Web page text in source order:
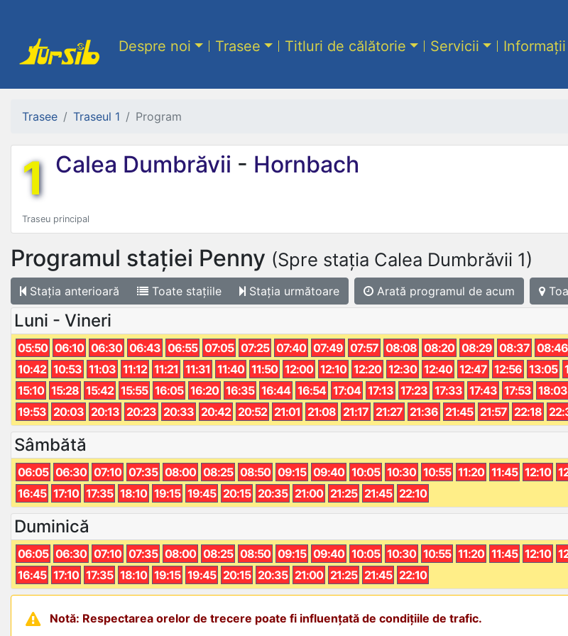
Despre noi Trasee Titluri de călătorie Servicii
Trasee Traseul 1 Program
1 Calea Dumbrăvii - Hornbach
Traseu principal
Programul stației Penny (Spre stația Calea Dumbrăvii 1)
Stația anterioară Toate stațiile Stația următoare Arată programul de acum
Luni - Vineri
05:50 06:10 06:30 06:43 06:55 07:05 07:25 07:40 07:49 07:57 08:08 08:20 08:29 08:37 08:46
10:42 10:53 11:03 11:12 11:21 11:31 11:40 11:50 12:00 12:10 12:20 12:30 12:40 12:47 12:56 13:05
15:10 15:28 15:42 15:55 16:05 16:20 16:35 16:44 16:54 17:04 17:13 17:23 17:33 17:43 17:53 18:03
19:53 20:03 20:13 20:23 20:33 20:42 20:52 21:01 21:08 21:17 21:27 21:36 21:45 21:57 22:18
Sâmbătă
06:05 06:30 07:10 07:35 08:00 08:25 08:50 09:15 09:40 10:05 10:30 10:55 11:20 11:45 12:10
16:45 17:10 17:35 18:10 19:15 19:45 20:15 20:35 21:00 21:25 21:45 22:10
Duminică
06:05 06:30 07:10 07:35 08:00 08:25 08:50 09:15 09:40 10:05 10:30 10:55 11:20 11:45 12:10
16:45 17:10 17:35 18:10 19:15 19:45 20:15 20:35 21:00 21:25 21:45 22:10
Notă: Respectarea orelor de trecere poate fi influențată de condițiile de trafic.